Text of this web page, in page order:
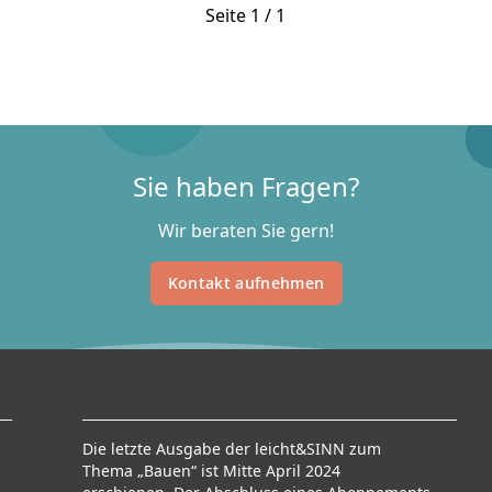
Seite 1 / 1
Sie haben Fragen?
Wir beraten Sie gern!
Kontakt aufnehmen
Die letzte Ausgabe der leicht&SINN zum
Thema „Bauen“ ist Mitte April 2024